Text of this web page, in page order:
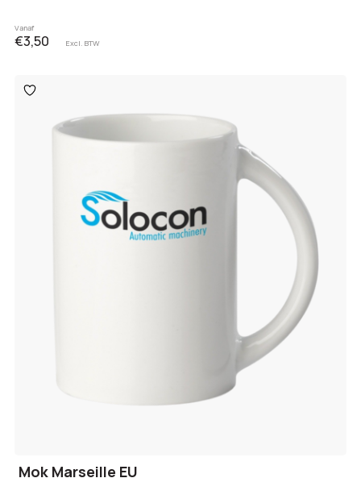
Vanaf
€3,50 Excl. BTW
Toevoegen
aan
Mok Marseille EU